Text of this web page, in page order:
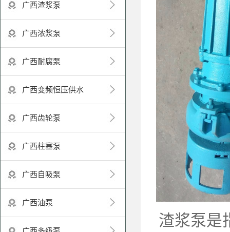
广西渣浆泵
广西浓浆泵
广西耐腐泵
广西变频恒压供水
广西齿轮泵
广西柱塞泵
广西自吸泵
广西油泵
渣浆泵是